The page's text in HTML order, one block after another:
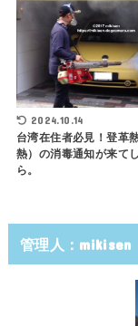
2024.10.14
台湾在住者必見！登革
熱）の消毒通知が来て
ら。
管理人：mikisen